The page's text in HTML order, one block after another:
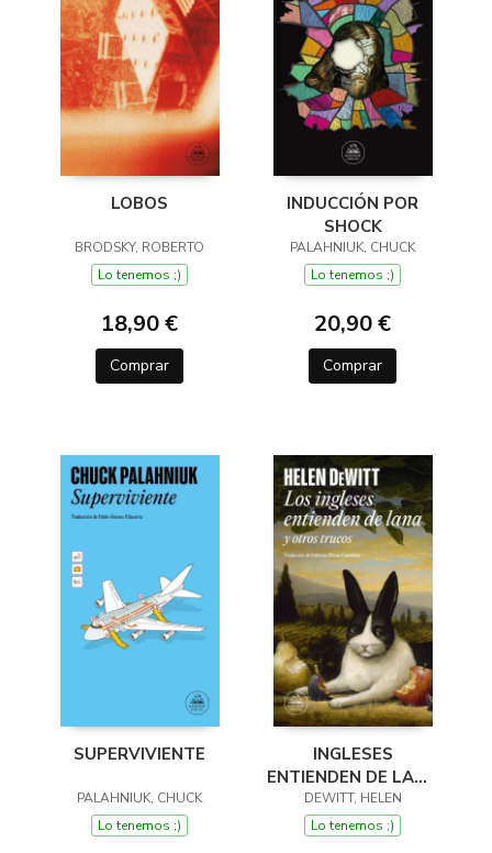
LOBOS
BRODSKY, ROBERTO
Lo tenemos ;)
18,90 €
Comprar
INDUCCIÓN POR
SHOCK
PALAHNIUK, CHUCK
Lo tenemos ;)
20,90 €
Comprar
SUPERVIVIENTE
PALAHNIUK, CHUCK
Lo tenemos ;)
INGLESES
ENTIENDEN DE LANA
(Y OTROS TRUCOS)
DEWITT, HELEN
Lo tenemos ;)